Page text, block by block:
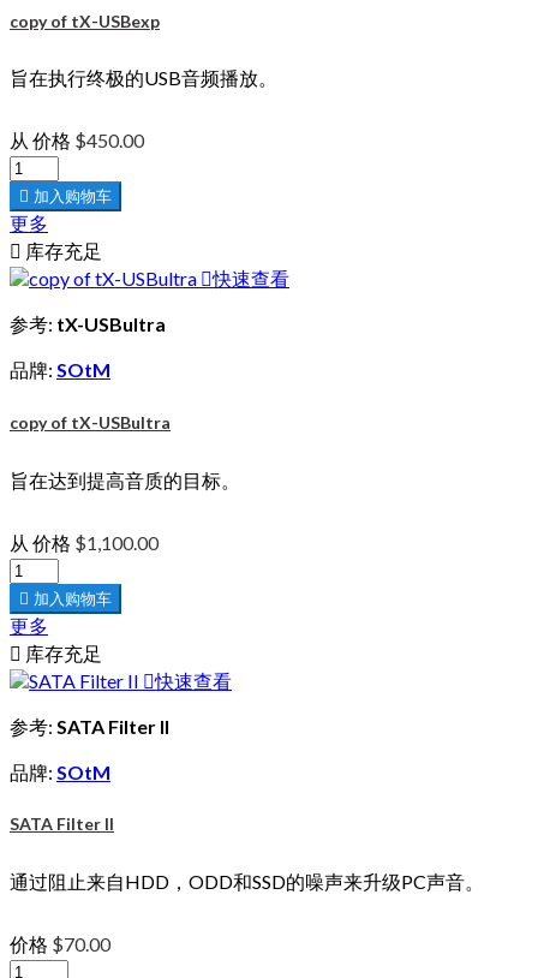
copy of tX-USBexp
旨在执行终极的USB音频播放。
从 价格 $450.00
 加入购物车
更多
 库存充足
快速查看
参考: tX-USBultra
品牌: SOtM
copy of tX-USBultra
旨在达到提高音质的目标。
从 价格 $1,100.00
 加入购物车
更多
 库存充足
快速查看
参考: SATA Filter II
品牌: SOtM
SATA Filter II
通过阻止来自HDD，ODD和SSD的噪声来升级PC声音。
价格 $70.00